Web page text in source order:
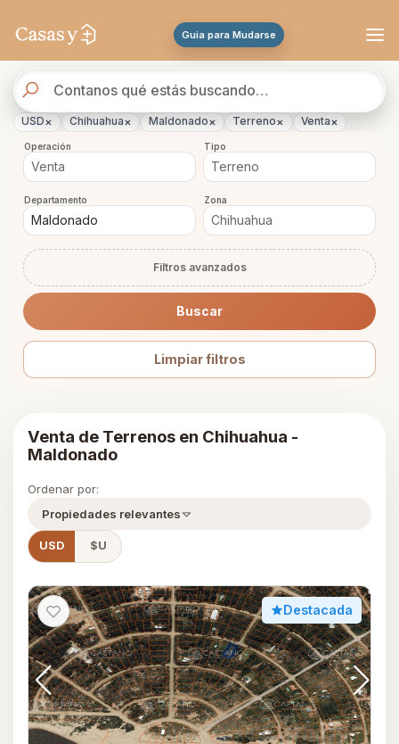
Guia para Mudarse
de
propiedades
USD× Chihuahua× Maldonado× Terreno× Venta×
Operación Tipo
Departamento Zona
Filtros avanzados
Buscar
Limpiar filtros
Venta de Terrenos en Chihuahua -
Maldonado
Ordenar por:
Propiedades relevantes
USD $U
Destacada